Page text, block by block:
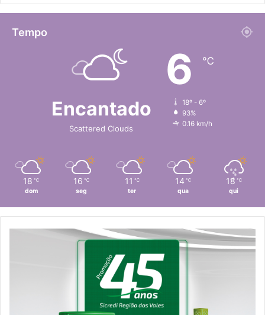
Tempo
Encantado
Scattered Clouds
6 ℃
18º - 6º
93%
0.16 km/h
18 ℃
dom
16 ℃
seg
11 ℃
ter
14 ℃
qua
18 ℃
qui